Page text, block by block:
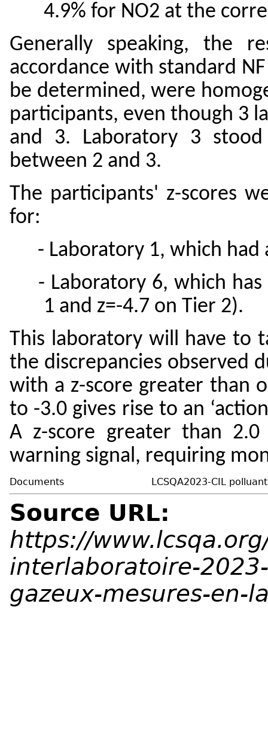
4.9% for NO2 at the
Generally speaking, the
accordance with standard
be determined, were
participants, even though 3
and 3. Laboratory 3
between 2 and 3.
The participants' z-scores
for:
- Laboratory 1, which had
- Laboratory 6, which
1 and z=-4.7 on Tier 2).
This laboratory will have to
the discrepancies observed
with a z-score greater than
to -3.0 gives rise to an
A z-score greater than
warning signal, requiring
Documents LCSQA2023-CIL
Source URL:
https://
interlaboratoire-
gazeux-mesures-en-